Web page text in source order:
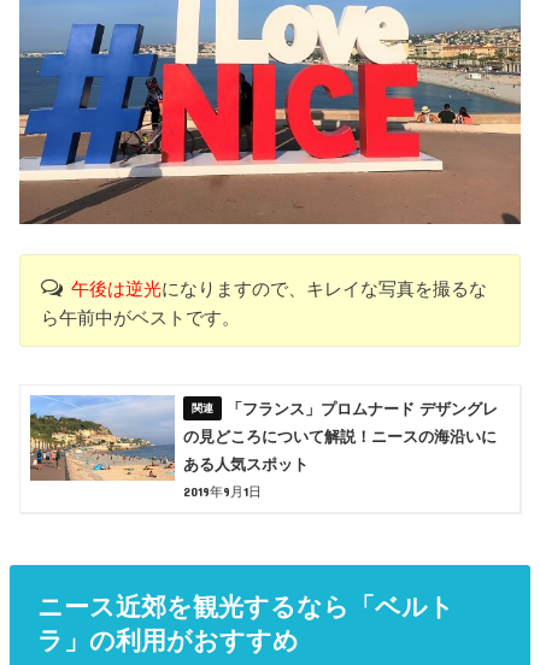
午後は逆光になりますので、キレイな写真を撮るな
ら午前中がベストです。
「フランス」プロムナード デザングレ
の見どころについて解説！ニースの海沿いに
ある人気スポット
2019年9月1日
ニース近郊を観光するなら「ベルト
ラ」の利用がおすすめ